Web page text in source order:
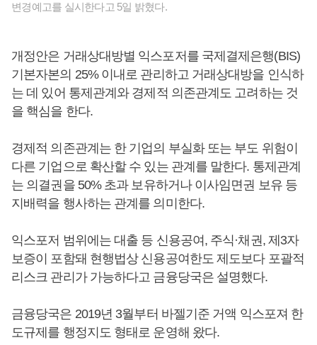
변경예고를 실시한다고 5일 밝혔다.
개정안은 거래상대방별 익스포저를 국제결제은행(BIS)
기본자본의 25% 이내로 관리하고 거래상대방을 인식하
는 데 있어 통제관계와 경제적 의존관계도 고려하는 것
을 핵심을 한다.
경제적 의존관계는 한 기업의 부실화 또는 부도 위험이
다른 기업으로 확산할 수 있는 관계를 말한다. 통제관계
는 의결권을 50% 초과 보유하거나 이사임면권 보유 등
지배력을 행사하는 관계를 의미한다.
익스포저 범위에는 대출 등 신용공여, 주식·채권, 제3자
보증이 포함돼 현행법상 신용공여한도 제도보다 포괄적
리스크 관리가 가능하다고 금융당국은 설명했다.
금융당국은 2019년 3월부터 바젤기준 거액 익스포져 한
도규제를 행정지도 형태로 운영해 왔다.